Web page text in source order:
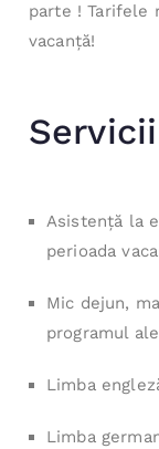
parte ! Tarifele
vacanţă!
Asistenţă la
perioada
Mic dejun,
programul
Limba
Limba